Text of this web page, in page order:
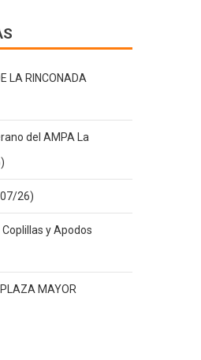
LA RINCONADA
del AMPA La
26)
y Apodos
MAYOR